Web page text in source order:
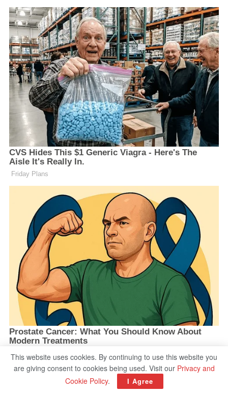
This website uses cookies. By continuing to use this website you
are giving consent to cookies being used. Visit our Privacy and
Cookie Policy. I Agree